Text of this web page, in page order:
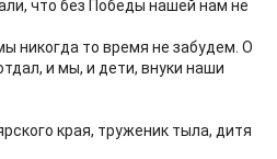
что без Победы нашей нам не
никогда то время не забудем. О
и мы, и дети, внуки наши
края, труженик тыла, дитя